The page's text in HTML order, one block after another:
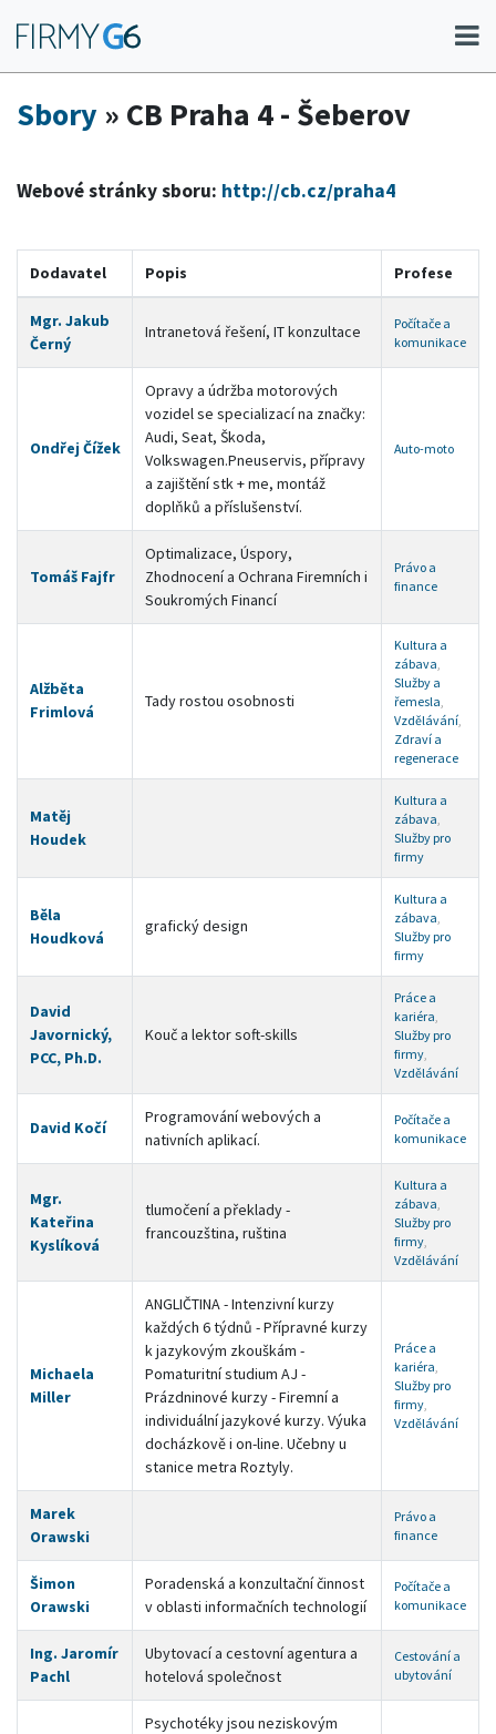
Sbory » CB Praha 4 - Šeberov
Webové stránky sboru: http://cb.cz/praha4
Dodavatel Popis Profese
Mgr. Jakub
Černý
Intranetová řešení, IT konzultace
Počítače a
komunikace
Ondřej Čížek
Opravy a údržba motorových
vozidel se specializací na značky:
Audi, Seat, Škoda,
Volkswagen.Pneuservis, přípravy
a zajištění stk + me, montáž
doplňků a příslušenství.
Auto-moto
Tomáš Fajfr
Optimalizace, Úspory,
Zhodnocení a Ochrana Firemních i
Soukromých Financí
Právo a
finance
Alžběta
Frimlová
Tady rostou osobnosti
Kultura a
zábava,
Služby a
řemesla,
Vzdělávání,
Zdraví a
regenerace
Matěj
Houdek
Kultura a
zábava,
Služby pro
firmy
Běla
Houdková
grafický design
Kultura a
zábava,
Služby pro
firmy
David
Javornický,
PCC, Ph.D.
Kouč a lektor soft-skills
Práce a
kariéra,
Služby pro
firmy,
Vzdělávání
David Kočí
Programování webových a
nativních aplikací.
Počítače a
komunikace
Mgr.
Kateřina
Kyslíková
tlumočení a překlady -
francouzština, ruština
Kultura a
zábava,
Služby pro
firmy,
Vzdělávání
Michaela
Miller
ANGLIČTINA - Intenzivní kurzy
každých 6 týdnů - Přípravné kurzy
k jazykovým zkouškám -
Pomaturitní studium AJ -
Prázdninové kurzy - Firemní a
individuální jazykové kurzy. Výuka
docházkově i on-line. Učebny u
stanice metra Roztyly.
Práce a
kariéra,
Služby pro
firmy,
Vzdělávání
Marek
Orawski
Právo a
finance
Šimon
Orawski
Poradenská a konzultační činnost
v oblasti informačních technologií
Počítače a
komunikace
Ing. Jaromír
Pachl
Ubytovací a cestovní agentura a
hotelová společnost
Cestování a
ubytování
Psychotéky jsou neziskovým